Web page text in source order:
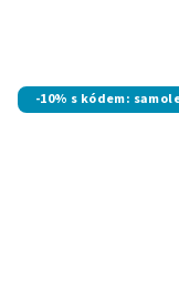
-10% s kódem: